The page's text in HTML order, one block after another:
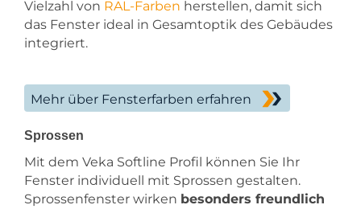
Vielzahl von RAL-Farben herstellen, damit sich
das Fenster ideal in Gesamtoptik des Gebäudes
integriert.
Mehr über Fensterfarben erfahren
Sprossen
Mit dem Veka Softline Profil können Sie Ihr
Fenster individuell mit Sprossen gestalten.
Sprossenfenster wirken besonders freundlich